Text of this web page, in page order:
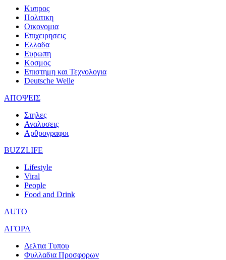
Κυπρος
Πολιτικη
Οικονομια
Επιχειρησεις
Ελλαδα
Ευρωπη
Κοσμος
Επιστημη και Τεχνολογια
Deutsche Welle
ΑΠΟΨΕΙΣ
Στηλες
Αναλυσεις
Αρθρογραφοι
BUZZLIFE
Lifestyle
Viral
People
Food and Drink
AUTO
ΑΓΟΡΑ
Δελτια Τυπου
Φυλλαδια Προσφορων